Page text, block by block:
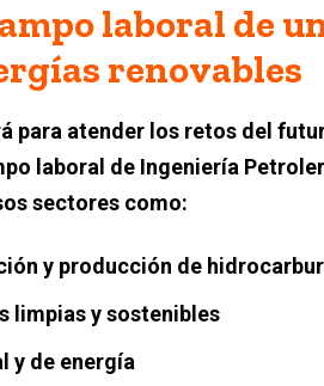
laboral de
renovables
para atender los retos del
laboral de Ingeniería
sectores como:
y producción de
limpias y sostenibles
y de energía